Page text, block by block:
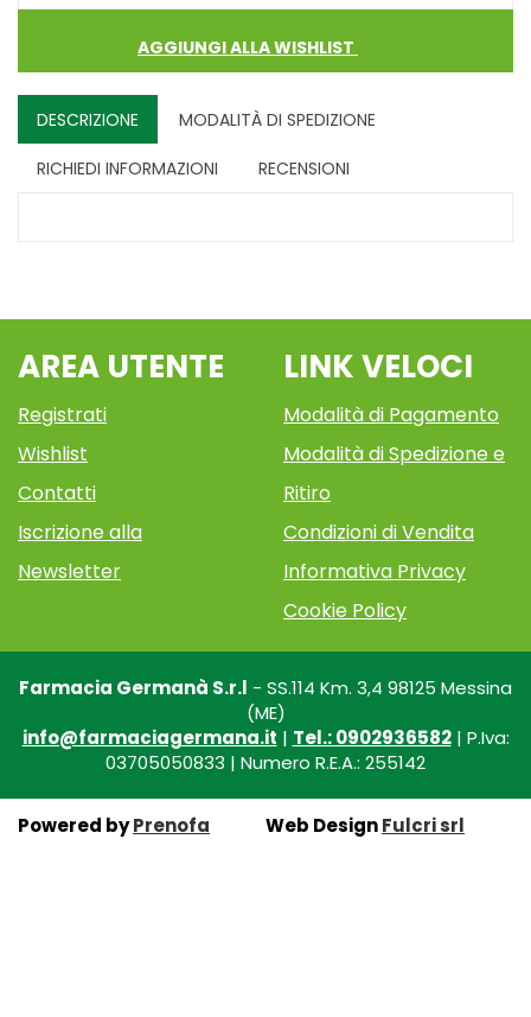
AGGIUNGI ALLA WISHLIST
DESCRIZIONE MODALITÀ DI SPEDIZIONE
RICHIEDI INFORMAZIONI RECENSIONI
AREA UTENTE
Registrati
Wishlist
Contatti
Iscrizione alla
Newsletter
LINK VELOCI
Modalità di Pagamento
Modalità di Spedizione e
Ritiro
Condizioni di Vendita
Informativa Privacy
Cookie Policy
Farmacia Germanà S.r.l - SS.114 Km. 3,4 98125 Messina
(ME)
info@farmaciagermana.it | Tel.: 0902936582| P.Iva:
03705050833 | Numero R.E.A.: 255142
Powered byPrenofa Web DesignFulcri srl